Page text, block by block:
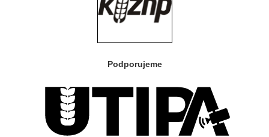
Podporujeme